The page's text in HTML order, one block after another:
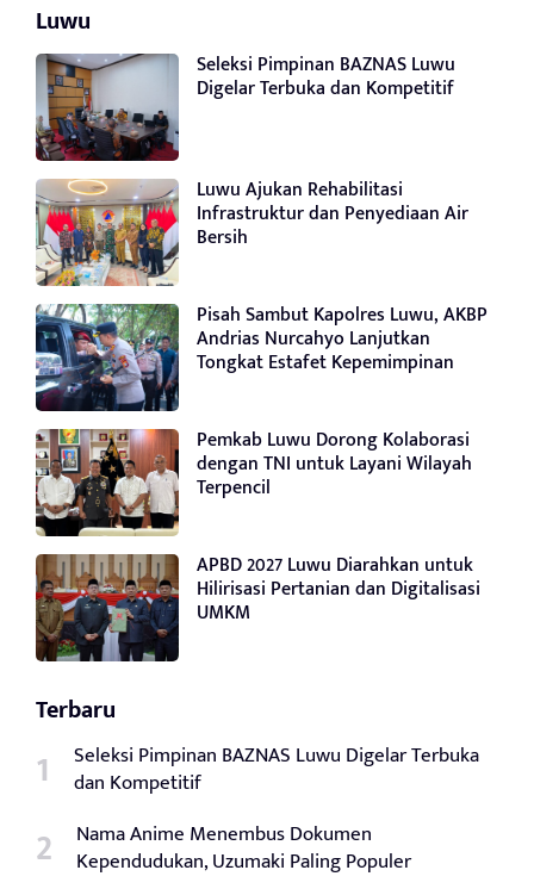
Luwu
Seleksi Pimpinan BAZNAS Luwu
Digelar Terbuka dan Kompetitif
Luwu Ajukan Rehabilitasi
Infrastruktur dan Penyediaan Air
Bersih
Pisah Sambut Kapolres Luwu, AKBP
Andrias Nurcahyo Lanjutkan
Tongkat Estafet Kepemimpinan
Pemkab Luwu Dorong Kolaborasi
dengan TNI untuk Layani Wilayah
Terpencil
APBD 2027 Luwu Diarahkan untuk
Hilirisasi Pertanian dan Digitalisasi
UMKM
Terbaru
Seleksi Pimpinan BAZNAS Luwu Digelar Terbuka
dan Kompetitif
Nama Anime Menembus Dokumen
Kependudukan, Uzumaki Paling Populer